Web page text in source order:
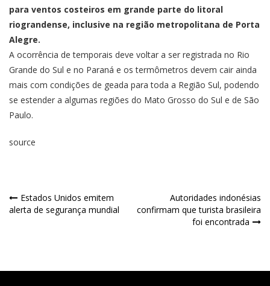
para ventos costeiros em grande parte do litoral
riograndense, inclusive na região metropolitana de Porta
Alegre.
A ocorrência de temporais deve voltar a ser registrada no Rio
Grande do Sul e no Paraná e os termômetros devem cair ainda
mais com condições de geada para toda a Região Sul, podendo
se estender a algumas regiões do Mato Grosso do Sul e de São
Paulo.
source
Estados Unidos emitem
alerta de segurança mundial
Autoridades indonésias
confirmam que turista brasileira
foi encontrada